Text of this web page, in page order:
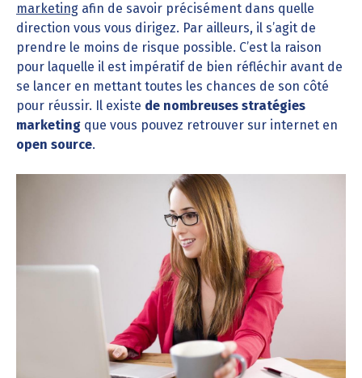
marketing afin de savoir précisément dans quelle
direction vous vous dirigez. Par ailleurs, il s’agit de
prendre le moins de risque possible. C’est la raison
pour laquelle il est impératif de bien réfléchir avant de
se lancer en mettant toutes les chances de son côté
pour réussir. Il existe de nombreuses stratégies
marketing que vous pouvez retrouver sur internet en
open source.